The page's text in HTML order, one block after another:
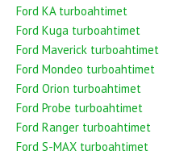
Ford KA turboahtimet
Ford Kuga turboahtimet
Ford Maverick turboahtimet
Ford Mondeo turboahtimet
Ford Orion turboahtimet
Ford Probe turboahtimet
Ford Ranger turboahtimet
Ford S-MAX turboahtimet